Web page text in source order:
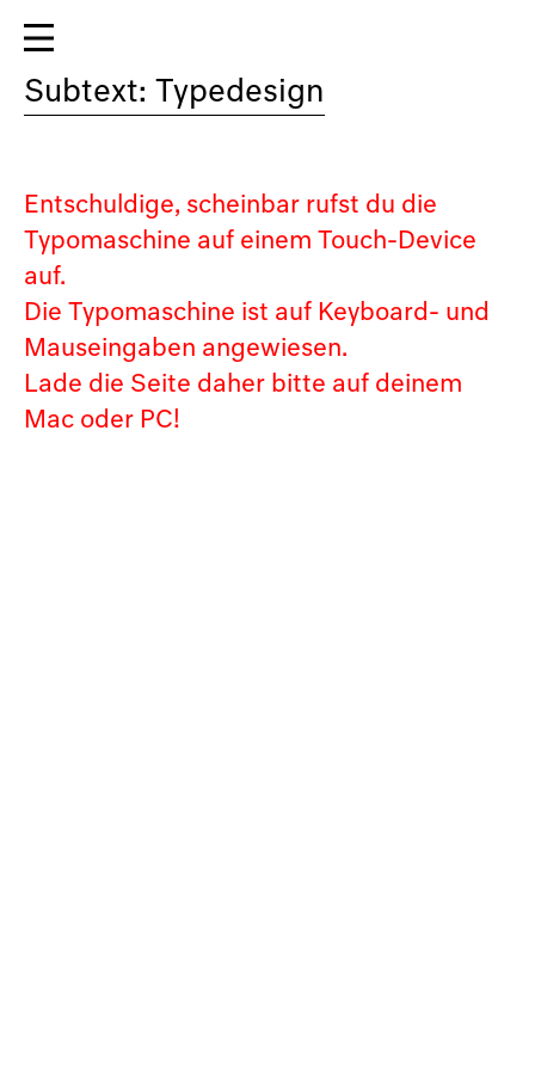
Subtext: Typedesign
Entschuldige, scheinbar rufst du die
Typomaschine auf einem Touch-Device
auf.
Die Typomaschine ist auf Keyboard- und
Mauseingaben angewiesen.
Lade die Seite daher bitte auf deinem
Mac oder PC!